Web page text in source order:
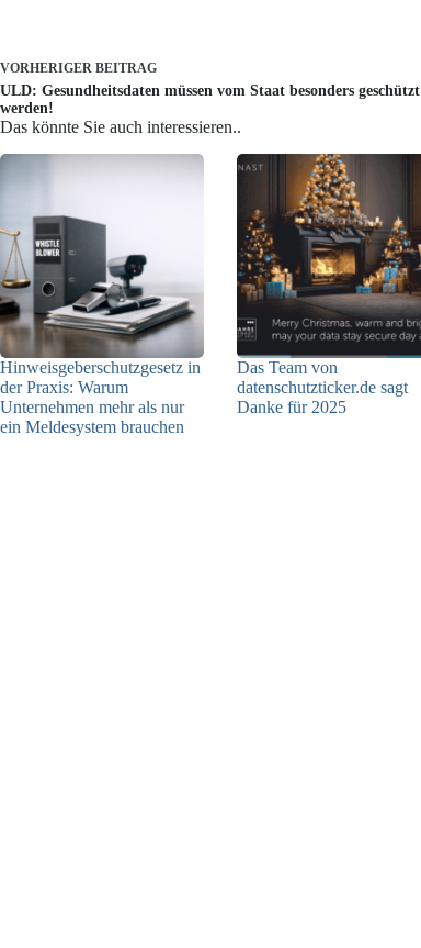
VORHERIGER BEITRAG
ULD: Gesundheitsdaten müssen vom Staat besonders geschützt
werden!
Das könnte Sie auch interessieren..
Hinweisgeberschutzgesetz in
der Praxis: Warum
Unternehmen mehr als nur
ein Meldesystem brauchen
Das Team von
datenschutzticker.de sagt
Danke für 2025